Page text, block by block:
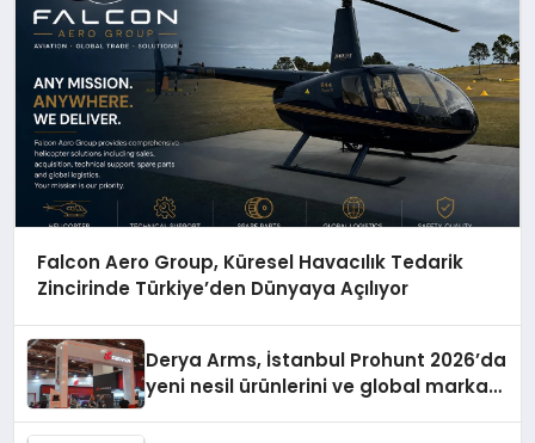
Falcon Aero Group, Küresel Havacılık Tedarik
Zincirinde Türkiye’den Dünyaya Açılıyor
Derya Arms, İstanbul Prohunt 2026’da
yeni nesil ürünlerini ve global marka